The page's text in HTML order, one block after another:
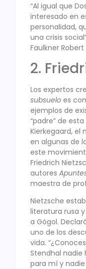
“Al igual que
interesado en
personalidad,
una crisis
Faulkner
2.
Los expertos
subsuelo es
ejemplos de
“padre” de
Kierkegaard, el
en algunas de
este
Friedrich
autores
maestra de
Nietzsche
literatura rusa
a Gógol.
uno de los
vida.
Stendhal nadie
para mí y